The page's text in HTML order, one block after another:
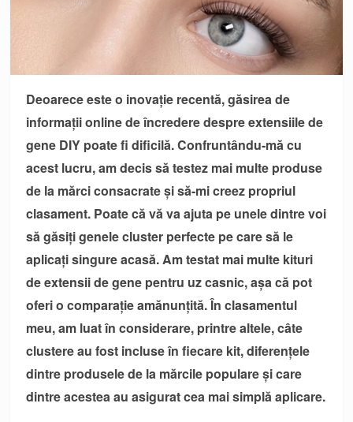
Deoarece este o inovație recentă, găsirea de
informații online de încredere despre extensiile de
gene DIY poate fi dificilă. Confruntându-mă cu
acest lucru, am decis să testez mai multe produse
de la mărci consacrate și să-mi creez propriul
clasament. Poate că vă va ajuta pe unele dintre voi
să găsiți genele cluster perfecte pe care să le
aplicați singure acasă. Am testat mai multe kituri
de extensii de gene pentru uz casnic, așa că pot
oferi o comparație amănunțită. În clasamentul
meu, am luat în considerare, printre altele, câte
clustere au fost incluse în fiecare kit, diferențele
dintre produsele de la mărcile populare și care
dintre acestea au asigurat cea mai simplă aplicare.